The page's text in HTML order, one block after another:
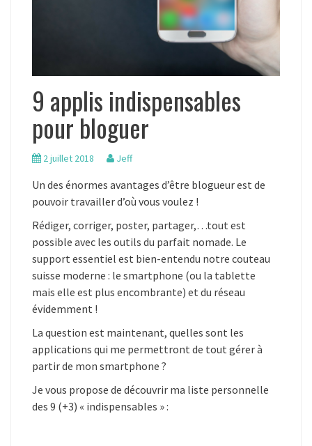
9 applis indispensables
pour bloguer
2 juillet 2018 Jeff
Un des énormes avantages d’être blogueur est de
pouvoir travailler d’où vous voulez !
Rédiger, corriger, poster, partager,…tout est
possible avec les outils du parfait nomade. Le
support essentiel est bien-entendu notre couteau
suisse moderne : le smartphone (ou la tablette
mais elle est plus encombrante) et du réseau
évidemment !
La question est maintenant, quelles sont les
applications qui me permettront de tout gérer à
partir de mon smartphone ?
Je vous propose de découvrir ma liste personnelle
des 9 (+3) « indispensables » :